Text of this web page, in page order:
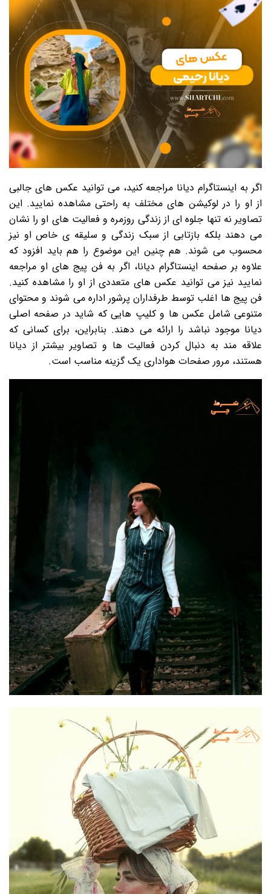
اگر به اینستاگرام دیانا مراجعه کنید، می توانید عکس های جالبی
از او را در لوکیشن های مختلف به راحتی مشاهده نمایید. این
تصاویر نه تنها جلوه ای از زندگی روزمره و فعالیت های او را نشان
می دهند بلکه بازتابی از سبک زندگی و سلیقه ی خاص او نیز
محسوب می شوند. هم چنین این موضوع را هم باید افزود که
علاوه بر صفحه اینستاگرام دیانا، اگر به فن پیج های او مراجعه
نمایید نیز می توانید عکس های متعددی از او را مشاهده کنید.
فن پیج ها اغلب توسط طرفداران پرشور اداره می شوند و محتوای
متنوعی شامل عکس ها و کلیپ هایی که شاید در صفحه اصلی
دیانا موجود نباشد را ارائه می دهند. بنابراین، برای کسانی که
علاقه مند به دنبال کردن فعالیت ها و تصاویر بیشتر از دیانا
هستند، مرور صفحات هواداری یک گزینه مناسب است.